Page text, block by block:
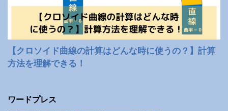
【クロソイド曲線の計算はどんな時に使うの？】計算
方法を理解できる！
ワードプレス